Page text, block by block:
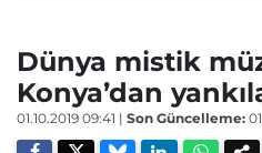
Dünya mistik
Konya’dan
01.10.2019 09:41 | Son Güncelleme: